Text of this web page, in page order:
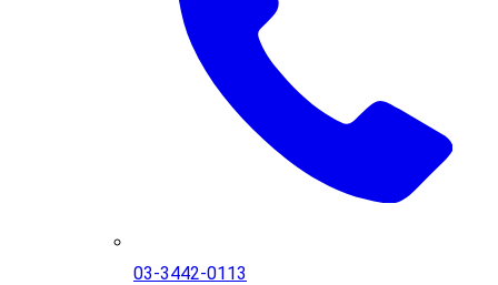
03-3442-0113